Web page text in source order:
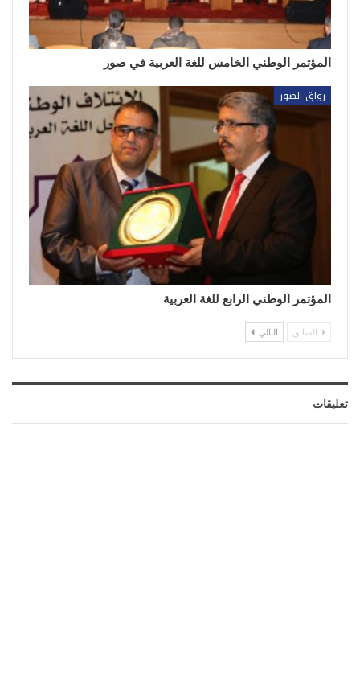
المؤتمر الوطني الخامس للغة العربية في صور
رواق الصور
المؤتمر الوطني الرابع للغة العربية
السابق التالي
تعليقات